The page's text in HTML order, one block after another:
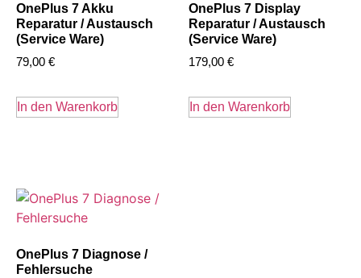
OnePlus 7 Akku
Reparatur / Austausch
(Service Ware)
79,00 €
In den Warenkorb
OnePlus 7 Display
Reparatur / Austausch
(Service Ware)
179,00 €
In den Warenkorb
OnePlus 7 Diagnose /
Fehlersuche